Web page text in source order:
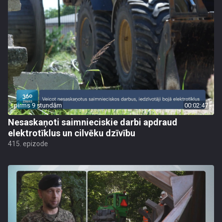
pirms 9 stundām 00:02:47
Nesaskaņoti saimnieciskie darbi apdraud
elektrotīklus un cilvēku dzīvību
415. epizode